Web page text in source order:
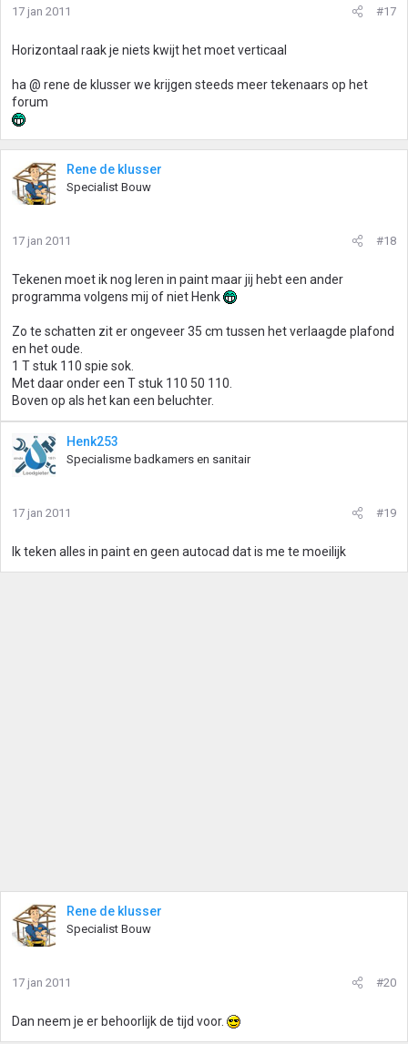
17 jan 2011 #17
Horizontaal raak je niets kwijt het moet verticaal
ha @ rene de klusser we krijgen steeds meer tekenaars op het
forum
Rene de klusser
Specialist Bouw
17 jan 2011 #18
Tekenen moet ik nog leren in paint maar jij hebt een ander
programma volgens mij of niet Henk
Zo te schatten zit er ongeveer 35 cm tussen het verlaagde plafond
en het oude.
1 T stuk 110 spie sok.
Met daar onder een T stuk 110 50 110.
Boven op als het kan een beluchter.
Henk253
Specialisme badkamers en sanitair
17 jan 2011 #19
Ik teken alles in paint en geen autocad dat is me te moeilijk
Rene de klusser
Specialist Bouw
17 jan 2011 #20
Dan neem je er behoorlijk de tijd voor.